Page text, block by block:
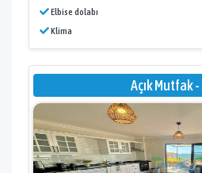
Elbise dolabı
Klima
Açık Mutfak